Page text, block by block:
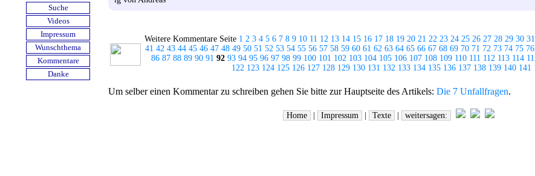
Suche
Videos
Impressum
Wunschthema
Kommentare
Danke
Weitere Kommentare Seite 1 2 3 4 5 6 7 8 9 10 11 12 13 14 15 16 17 18 19 20 21 22 23 24 25 26 27 28 29 30 31
41 42 43 44 45 46 47 48 49 50 51 52 53 54 55 56 57 58 59 60 61 62 63 64 65 66 67 68 69 70 71 72 73 74 75 76
86 87 88 89 90 91 92 93 94 95 96 97 98 99 100 101 102 103 104 105 106 107 108 109 110 111 112 113 114
122 123 124 125 126 127 128 129 130 131 132 133 134 135 136 137 138 139 140 141
Um selber einen Kommentar zu schreiben gehen Sie bitte zur Hauptseite des Artikels: Die 7 Unfallfragen.
Home Impressum Texte weitersagen: